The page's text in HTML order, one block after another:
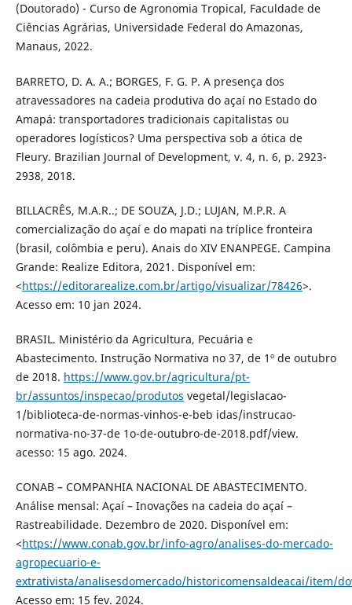
(Doutorado) - Curso de Agronomia Tropical, Faculdade de
Ciências Agrárias, Universidade Federal do Amazonas,
Manaus, 2022.
BARRETO, D. A. A.; BORGES, F. G. P. A presença dos
atravessadores na cadeia produtiva do açaí no Estado do
Amapá: transportadores tradicionais capitalistas ou
operadores logísticos? Uma perspectiva sob a ótica de
Fleury. Brazilian Journal of Development, v. 4, n. 6, p. 2923-
2938, 2018.
BILLACRÊS, M.A.R..; DE SOUZA, J.D.; LUJAN, M.P.R. A
comercialização do açaí e do mapati na tríplice fronteira
(brasil, colômbia e peru). Anais do XIV ENANPEGE. Campina
Grande: Realize Editora, 2021. Disponível em:
<https://editorarealize.com.br/artigo/visualizar/78426>.
Acesso em: 10 jan 2024.
BRASIL. Ministério da Agricultura, Pecuária e
Abastecimento. Instrução Normativa no 37, de 1º de outubro
de 2018. https://www.gov.br/agricultura/pt-
br/assuntos/inspecao/produtos vegetal/legislacao-
1/biblioteca-de-normas-vinhos-e-beb idas/instrucao-
normativa-no-37-de 1o-de-outubro-de-2018.pdf/view.
acesso: 15 ago. 2024.
CONAB – COMPANHIA NACIONAL DE ABASTECIMENTO.
Análise mensal: Açaí – Inovações na cadeia do açaí –
Rastreabilidade. Dezembro de 2020. Disponível em:
<https://www.conab.gov.br/info-agro/analises-do-mercado-
agropecuario-e-
extrativista/analisesdomercado/historicomensaldeacai/item/
Acesso em: 15 fev. 2024.